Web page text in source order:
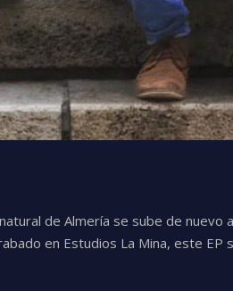
de Almería se sube de
en Estudios La Mina, este